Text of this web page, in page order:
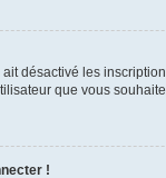
désactivé les
que vous
!